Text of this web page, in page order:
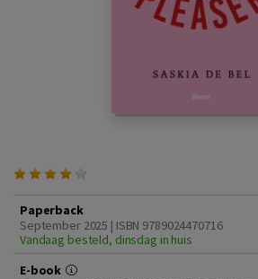
Paperback
September 2025 | ISBN 9789024470716
Vandaag besteld, dinsdag in huis
E-book